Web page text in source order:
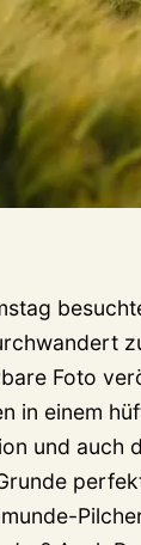
Foto
in einem
und auch